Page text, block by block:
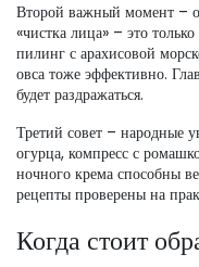
Второй важный момент –
«чистка лица» – это
пилинг с арахисовой
овса тоже эффективно.
будет раздражаться.
Третий совет – народные
огурца, компресс с
ночного крема способны
рецепты проверены на
Когда стоит